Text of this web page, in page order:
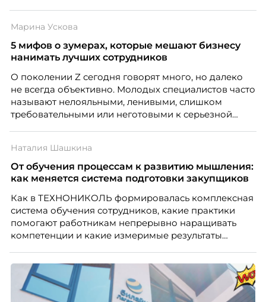
значит – сокращает доходы бизнеса.
Марина Ускова
5 мифов о зумерах, которые мешают бизнесу
нанимать лучших сотрудников
О поколении Z сегодня говорят много, но далеко
не всегда объективно. Молодых специалистов часто
называют нелояльными, ленивыми, слишком
требовательными или неготовыми к серьезной
кадровых ошибок. В этой статье Марина Ускова,
руководитель отдела подбора персонала
рекрутинговой компании, разбирает самые
почему устаревшие представления мешают
бизнесу находить и удерживать сильных
сотрудников.
Наталия Шашкина
От обучения процессам к развитию мышления:
как меняется система подготовки закупщиков
Как в ТЕХНОНИКОЛЬ формировалась комплексная
система обучения сотрудников, какие практики
помогают работникам непрерывно наращивать
компетенции и какие измеримые результаты
закупкам направления «Минеральная изоляция»
компании ТЕХНОНИКОЛЬ.